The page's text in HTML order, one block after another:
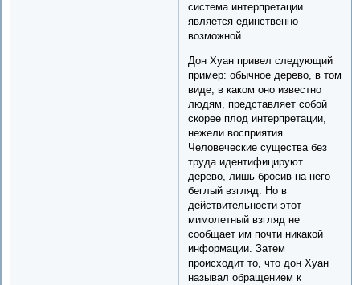
система интерпретации
является единственно
возможной.
Дон Хуан привел следующий
пример: обычное дерево, в том
виде, в каком оно известно
людям, представляет собой
скорее плод интерпретации,
нежели восприятия.
Человеческие существа без
труда идентифицируют
дерево, лишь бросив на него
беглый взгляд. Но в
действительности этот
мимолетный взгляд не
сообщает им почти никакой
информации. Затем
происходит то, что дон Хуан
называл обращением к